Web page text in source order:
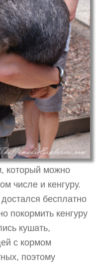
который можно
числе и кенгуру.
бесплатно
покормить кенгуру
кушать,
с кормом
поэтому